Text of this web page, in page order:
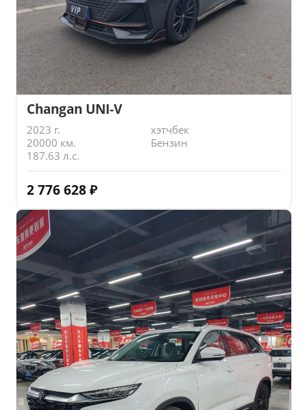
Changan UNI-V
2023 г.
хэтчбек
20000 км.
Бензин
187.63 л.с.
2 776 628 ₽